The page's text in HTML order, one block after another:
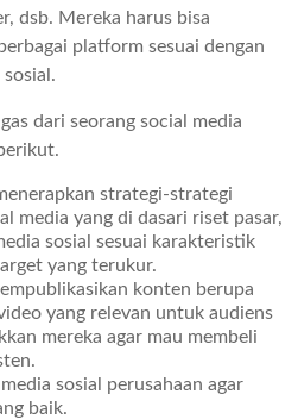
dsb. Mereka harus bisa
platform sesuai dengan
dari seorang social media
strategi-strategi
media yang di dasari riset pasar,
sosial sesuai karakteristik
yang terukur.
konten berupa
yang relevan untuk audiens
mereka agar mau membeli
sosial perusahaan agar
baik.